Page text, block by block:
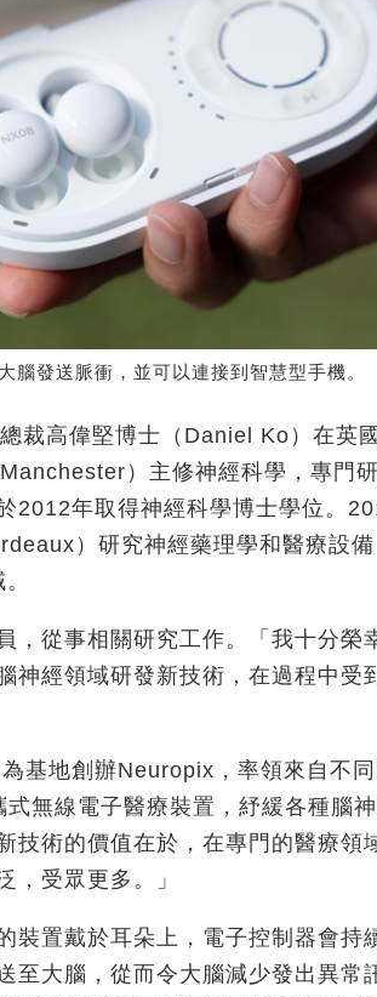
腦發送脈衝，並可以連接到智慧型手機。
裁高偉堅博士（Daniel Ko）在英
）主修神經科學，專門
2012年取得神經科學博士學位。
）研究神經藥理學和醫療設
，從事相關研究工作。「我十分榮
神經領域研發新技術，在過程中受
基地創辦Neuropix，率領來自不
無線電子醫療裝置，紓緩各種腦
技術的價值在於，在專門的醫療領
，受眾更多。」
裝置戴於耳朵上，電子控制器會持
至大腦，從而令大腦減少發出異常